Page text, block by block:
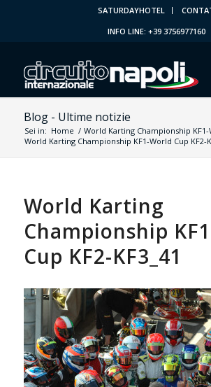
SATURDAYHOTEL
INFO LINE: +39 3756977160
Blog - Ultime notizie
Sei in: Home / World Karting Championship KF1-
World Karting Championship KF1-World Cup KF2-
World Karting
Championship
Cup KF2-KF3_41